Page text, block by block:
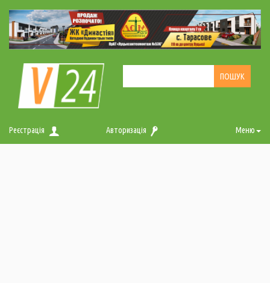
Реєстрація Авторизація Меню